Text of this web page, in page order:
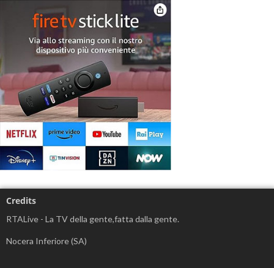
Credits
RTALive - La TV della gente,fatta dalla gente.
Nocera Inferiore (SA)